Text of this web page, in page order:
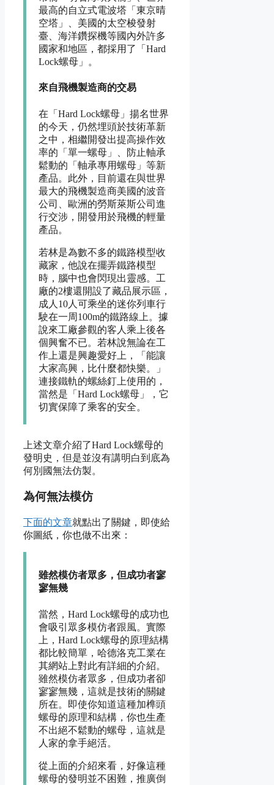
最高的自立式電波塔「東京晴
空塔」、美國的太空梭發射
臺、海洋鑽探機等國內外許多
國家和地區，都採用了「Hard
Lock螺母」。
來自飛機製造商的交易
在「Hard Lock螺母」揚名世界
的今天，仍然埋頭於技術革新
之中，相繼開發出提高操作效
率的「單一螺母」、防止軸承
鬆動的「軸承專用螺母」等新
產品。此外，目前還在與世界
最大的飛機製造商美國的波音
公司、歐洲的勞斯萊斯公司進
行交涉，開發用於飛機的輕量
產品。
若林是為數不多的鐵路模型收
藏家，他說在擺弄鐵路模型
時，腦中也會閃現出靈感。工
廠的2樓還開設了藏品展示區，
成人10人可乘坐的迷你列車行
駛在一周100m的鐵路線上。據
說來工廠參觀的客人乘上後各
個興奮不已。若林說無論在工
作上還是興趣愛好上，「能讓
大家高興，比什麼都快樂。」
連接鐵軌的螺絲釘上使用的，
當然是「Hard Lock螺母」，它
切實保障了乘客的安全。
上述文章介紹了Hard Lock螺母的
發明史，但是並沒有講明白到底為
何別國無法仿製。
為何無法模仿
下面的文章就點出了關鍵，即使給
你圖紙，你也做不出來：
雖然模仿者眾多，但成功者寥
寥無幾
當然，Hard Lock螺母的成功也
會吸引眾多模仿者跟風。實際
上，Hard Lock螺母的原理結構
都比較簡單，哈德洛克工業在
其網站上對此有詳細的介紹。
雖然模仿者眾多，但成功者卻
寥寥無幾，這就是技術的關鍵
所在。即使你知道這種加榫頭
螺母的原理和結構，你也生產
不出絕不鬆動的螺母，這就是
人家的拿手絕活。
從上面的介紹來看，好像這種
螺母的發明並不困難，推廣倒